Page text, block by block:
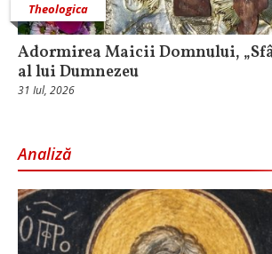
Theologica
Adormirea Maicii Domnului,
al lui Dumnezeu
31 Iul, 2026
Analiză